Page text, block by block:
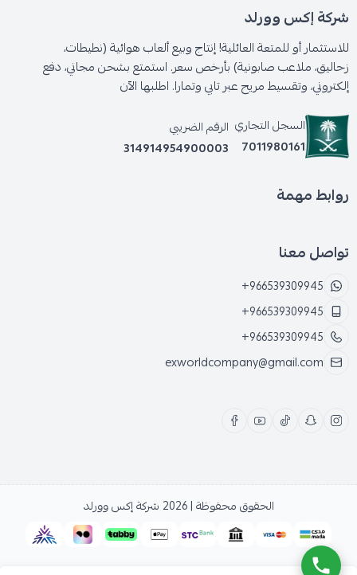
شركة إكس وورلد
للاستثمار أو للمتعة العائلية! إنتاج وبيع ألعاب هوائية (نطيطات،
زحاليق، ملاعب صابونية) بأرخص سعر. استمتع بشحن مجاني، دفع
إلكتروني، وتقسيط مريح عبر تابي وتمارا. اطلبها الآن
السجل التجاري
7011980161
الرقم الضريبي
314914954900003
روابط مهمة
تواصل معنا
+966539309945
+966539309945
+966539309945
exworldcompany@gmail.com
الحقوق محفوظة | 2026 شركة إكس وورلد